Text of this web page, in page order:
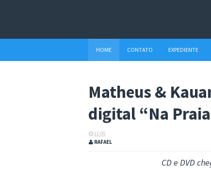
HOME CONTATO EXPEDIENTE
Matheus &
digital “Na
11:05
RAFAEL
CD e DVD